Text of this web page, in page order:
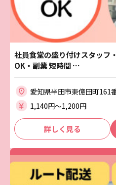
社員食堂の盛り付けスタッフ
OK・副業 短時間 …
愛知県半田市東億田町161
1,140円〜1,200円
詳しく見る